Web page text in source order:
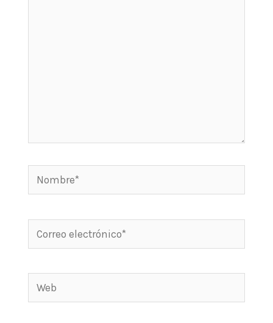
Nombre*
Correo
electrónico*
Web